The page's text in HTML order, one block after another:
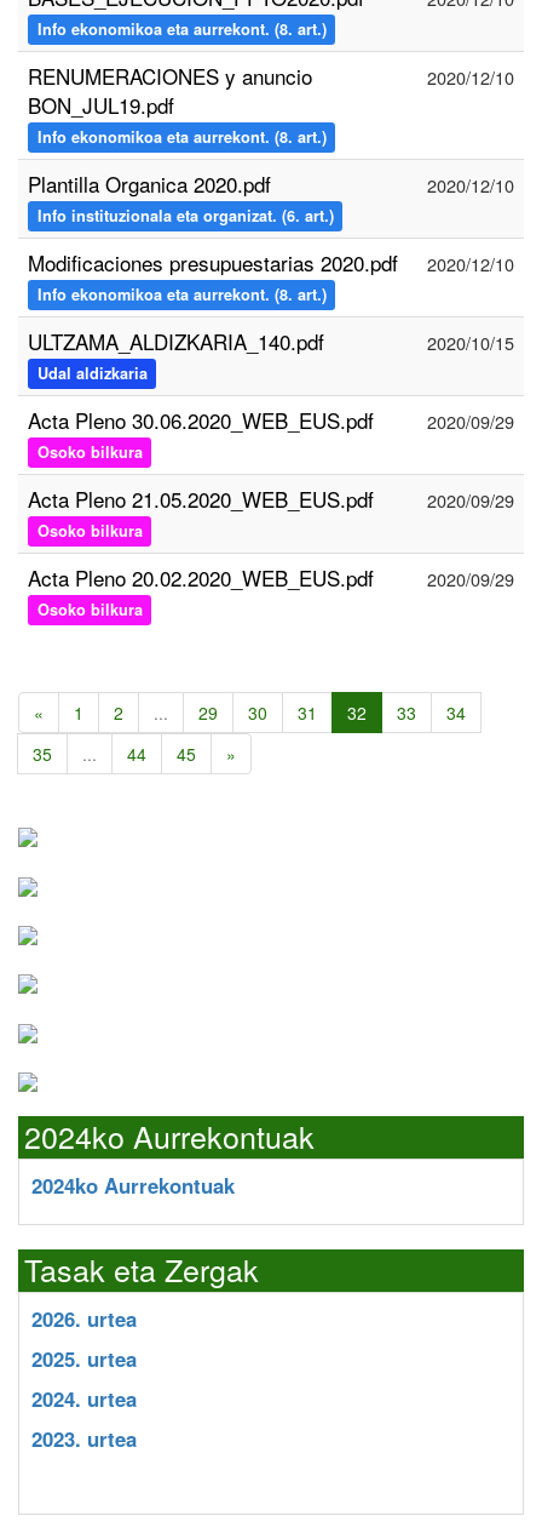
Info ekonomikoa eta aurrekont. (8. art.)
RENUMERACIONES y anuncio
BON_JUL19.pdf
Info ekonomikoa eta aurrekont. (8. art.)
2020/12/10
Plantilla Organica 2020.pdf
Info instituzionala eta organizat. (6. art.)
2020/12/10
Modificaciones presupuestarias 2020.pdf
Info ekonomikoa eta aurrekont. (8. art.)
2020/12/10
ULTZAMA_ALDIZKARIA_140.pdf
Udal aldizkaria
2020/10/15
Acta Pleno 30.06.2020_WEB_EUS.pdf
Osoko bilkura
2020/09/29
Acta Pleno 21.05.2020_WEB_EUS.pdf
Osoko bilkura
2020/09/29
Acta Pleno 20.02.2020_WEB_EUS.pdf
Osoko bilkura
2020/09/29
« 1 2 ... 29 30 31 32 33
34
35
... 44 45 »
2024ko Aurrekontuak
2024ko Aurrekontuak
Tasak eta Zergak
2026. urtea
2025. urtea
2024. urtea
2023. urtea